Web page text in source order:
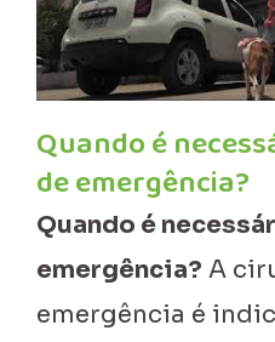
Quando é
de emergência?
Quando é
emergência? A
emergência é